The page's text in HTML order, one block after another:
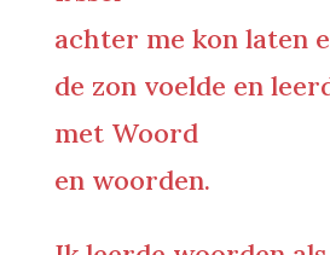
achter me kon laten
de zon voelde en
met Woord
en woorden.